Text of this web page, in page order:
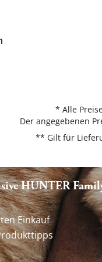
* Alle
Der angegebenen
** Gilt für
HUNTER
Einkauf